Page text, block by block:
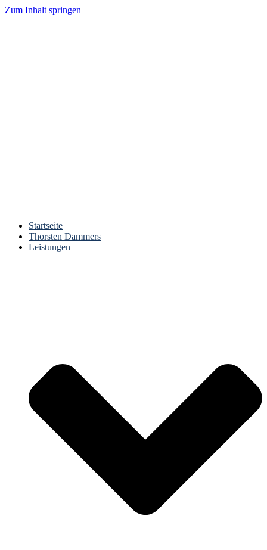
Zum Inhalt springen
Startseite
Thorsten Dammers
Leistungen